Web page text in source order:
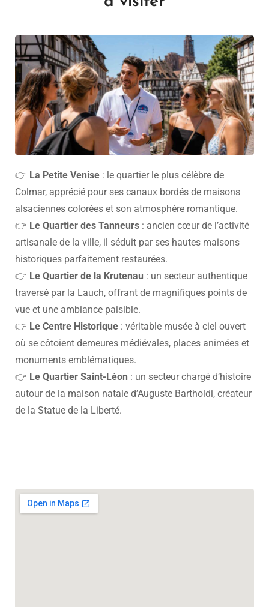
👉 La Petite Venise : le quartier le plus célèbre de
Colmar, apprécié pour ses canaux bordés de maisons
alsaciennes colorées et son atmosphère romantique.
👉 Le Quartier des Tanneurs : ancien cœur de l’activité
artisanale de la ville, il séduit par ses hautes maisons
historiques parfaitement restaurées.
👉 Le Quartier de la Krutenau : un secteur authentique
traversé par la Lauch, offrant de magnifiques points de
vue et une ambiance paisible.
👉 Le Centre Historique : véritable musée à ciel ouvert
où se côtoient demeures médiévales, places animées et
monuments emblématiques.
👉 Le Quartier Saint-Léon : un secteur chargé d’histoire
autour de la maison natale d’Auguste Bartholdi, créateur
de la Statue de la Liberté.